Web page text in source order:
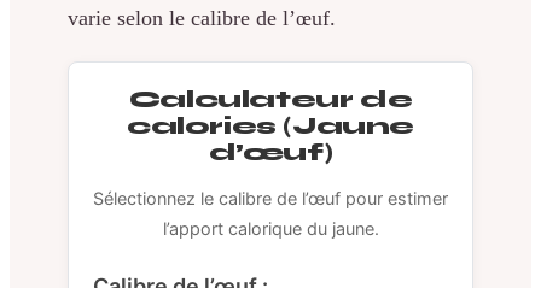
varie selon le calibre de l’œuf.
Calculateur de
calories (Jaune
d’œuf)
Sélectionnez le calibre de l’œuf pour estimer
l’apport calorique du jaune.